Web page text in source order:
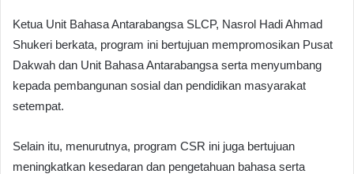
Ketua Unit Bahasa Antarabangsa SLCP, Nasrol Hadi Ahmad
Shukeri berkata, program ini bertujuan mempromosikan Pusat
Dakwah dan Unit Bahasa Antarabangsa serta menyumbang
kepada pembangunan sosial dan pendidikan masyarakat
setempat.
Selain itu, menurutnya, program CSR ini juga bertujuan
meningkatkan kesedaran dan pengetahuan bahasa serta